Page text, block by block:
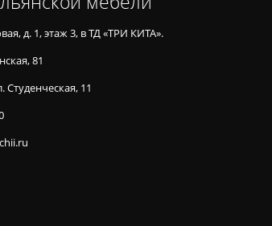
д. 1, этаж 3, в ТД «ТРИ КИТА».
81
Студенческая, 11